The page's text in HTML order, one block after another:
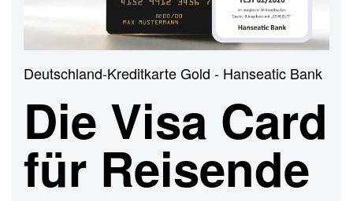
Deutschland-Kreditkarte Gold - Hanseatic Bank
Die Visa Card
für Reisende